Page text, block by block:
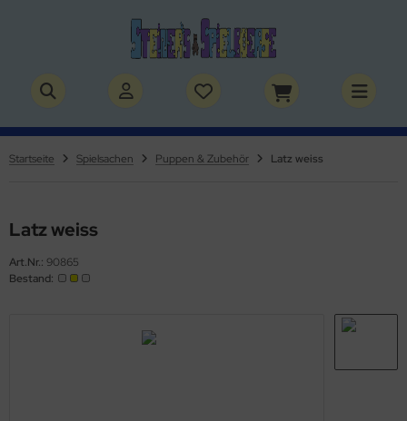
Startseite Spielsachen Puppen & Zubehör Latz weiss
Latz weiss
Art.Nr.: 90865
Bestand: